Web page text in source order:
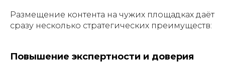
Размещение контента на чужих площадках даёт
сразу несколько стратегических преимуществ:
Повышение экспертности и доверия